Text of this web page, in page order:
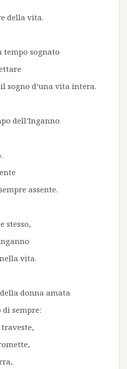
della vita.
tempo sognato
sogno d’una vita intera.
dell’Inganno
assente.
stesso,
vita.
donna amata
di sempre:
traveste,